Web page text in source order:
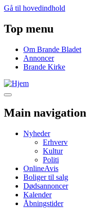
Gå til hovedindhold
Top menu
Om Brande Bladet
Annoncer
Brande Kirke
Main navigation
Nyheder
Erhverv
Kultur
Politi
OnlineAvis
Boliger til salg
Dødsannoncer
Kalender
Åbningstider